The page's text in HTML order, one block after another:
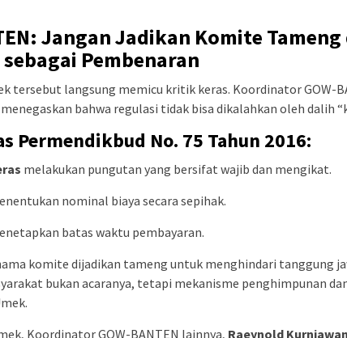
Jangan Jadikan Komite Tameng
Pembenaran
tersebut langsung memicu kritik keras. Koordinator GOW-
bahwa regulasi tidak bisa dikalahkan oleh dalih
Permendikbud No. 75 Tahun 2016:
melakukan pungutan yang bersifat wajib dan mengikat.
nominal biaya secara sepihak.
batas waktu pembayaran.
komite dijadikan tameng untuk menghindari tanggung
bukan acaranya, tetapi mekanisme penghimpunan
Koordinator GOW-BANTEN lainnya, Raeynold Kurniawan